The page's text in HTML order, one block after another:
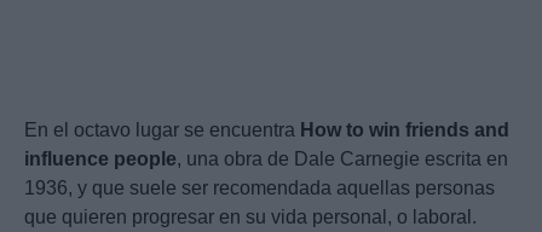
En el octavo lugar se encuentra How to win friends and
influence people, una obra de Dale Carnegie escrita en
1936, y que suele ser recomendada aquellas personas
que quieren progresar en su vida personal, o laboral.